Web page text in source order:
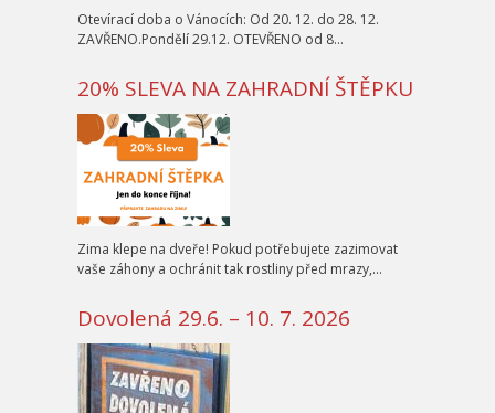
Otevírací doba o Vánocích: Od 20. 12. do 28. 12.
ZAVŘENO.Pondělí 29.12. OTEVŘENO od 8…
20% SLEVA NA ZAHRADNÍ ŠTĚPKU
Zima klepe na dveře! Pokud potřebujete zazimovat
vaše záhony a ochránit tak rostliny před mrazy,…
Dovolená 29.6. – 10. 7. 2026